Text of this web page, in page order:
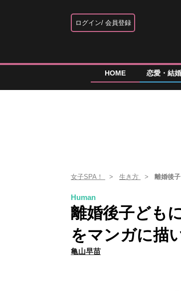
ログイン 会員登録
HOME 恋愛・結婚
女子SPA！ 生き方 離婚後
Human
離婚後子ども
をマンガに描
亀山早苗